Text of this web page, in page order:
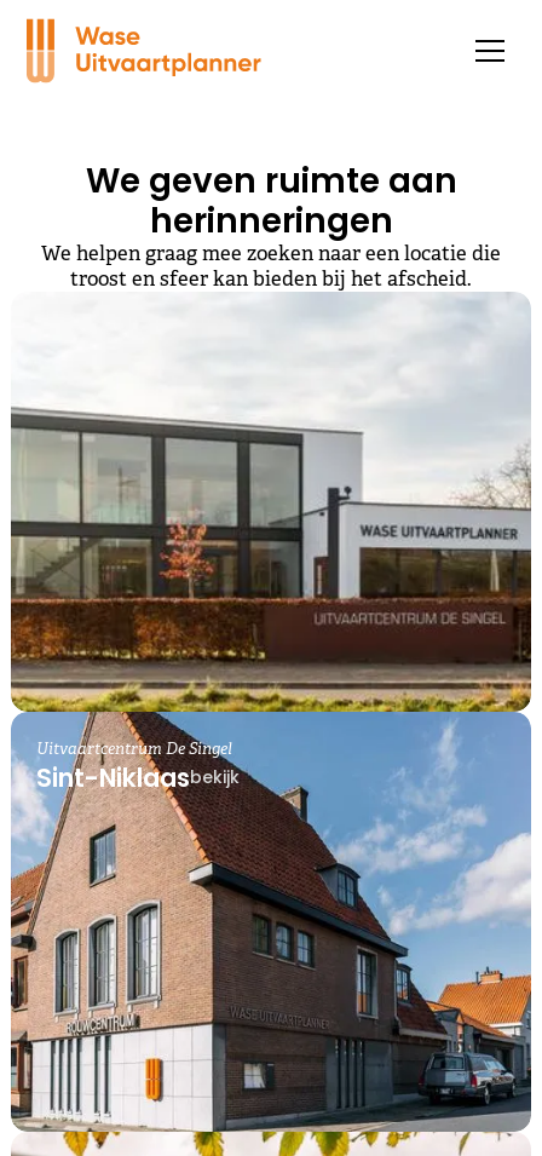
We geven ruimte aan
herinneringen
We helpen graag mee zoeken naar een locatie die
troost en sfeer kan bieden bij het afscheid.
Uitvaartcentrum De Singel
Sint-Niklaasbekijk